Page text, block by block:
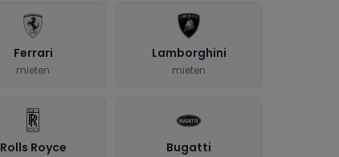
Ferrari
mieten
Lamborghini
mieten
Rolls Royce Bugatti